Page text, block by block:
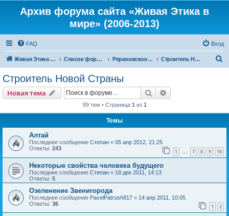
Архив форума сайта «Живая Этика в
мире» (2006-2013)
FAQ Вход
Живая Этика в мире Список форумов Рериховское Движение Строитель Новой Страны
Строитель Новой Страны
Новая тема Поиск
89 тем • Страница 1 из 1
Темы
Алтай
Последнее сообщение Степан « 05 апр 2012, 21:25
Ответы: 243 1 … 7 8 9 10
Некоторые свойства человека будущего
Последнее сообщение Степан « 18 дек 2011, 14:13
Ответы: 5
Озеленение Звенигорода
Последнее сообщение PavelPatrush817 « 14 апр 2011, 10:05
Ответы: 36 1 2